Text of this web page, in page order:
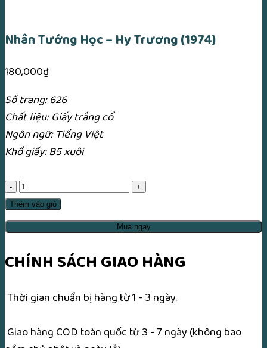
Nhân Tướng Học – Hy Trương (1974)
180,000₫
Số trang: 626
Chất liệu: Giấy trắng cổ
Ngôn ngữ: Tiếng Việt
Khổ giấy: B5 xuôi
Nhân
Tướng
Học
–
Hy
Trương
(1974)
số
lượng
Thêm vào giỏ
Mua ngay
CHÍNH SÁCH GIAO HÀNG
Thời gian chuẩn bị hàng từ 1 - 3 ngày.
Giao hàng COD toàn quốc từ 3 - 7 ngày (không bao